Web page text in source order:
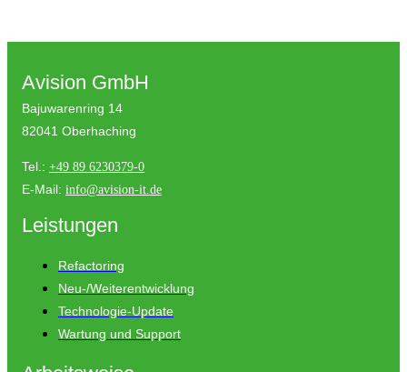
Avision GmbH
Bajuwarenring 14
82041 Oberhaching
Tel.: +49 89 6230379-0
E-Mail: info@avision-it.de
Leistungen
Refactoring
Neu-/Weiterentwicklung
Technologie-Update
Wartung und Support